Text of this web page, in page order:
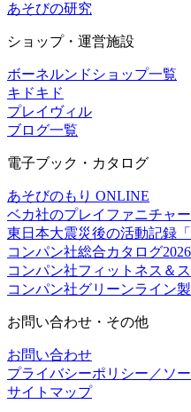
あそびの研究
ショップ・運営施設
ボーネルンドショップ一覧
キドキド
プレイヴィル
ブログ一覧
電子ブック・カタログ
あそびのもり ONLINE
ベカ社のプレイファニチャ
東日本大震災後の活動記録
コンパン社総合カタログ2026
コンパン社フィットネス＆
コンパン社グリーンライン
お問い合わせ・その他
お問い合わせ
プライバシーポリシー／ソ
サイトマップ